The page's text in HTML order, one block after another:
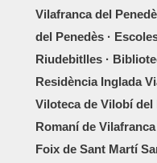
Vilafranca del
del Penedès ·
Riudebitlles ·
Residència Inglada
Viloteca de Vilobí del
Romaní de
Foix de Sant Martí